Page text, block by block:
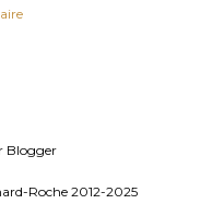
Blogger
Roche 2012-2025